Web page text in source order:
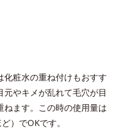
粧水の重ね付けもおすす
やキメが乱れて毛穴が目
ねます。この時の使用量は
）でOKです。